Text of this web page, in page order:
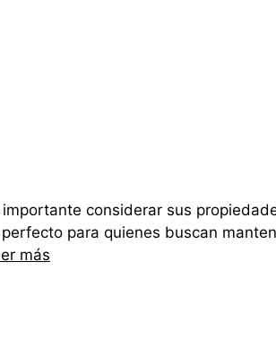
considerar sus
para quienes buscan
más